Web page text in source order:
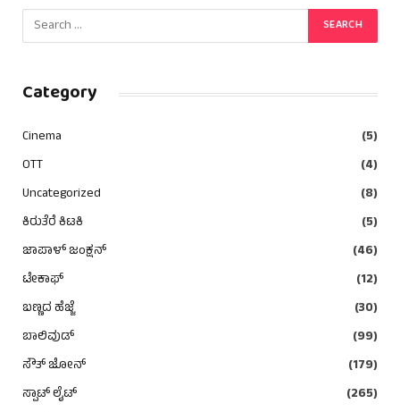
Category
Cinema
(5)
OTT
(4)
Uncategorized
(8)
ಕಿರುತೆರೆ ಕಿಟಕಿ
(5)
ಜಾಪಾಳ್ ಜಂಕ್ಷನ್
(46)
ಟೇಕಾಫ್
(12)
ಬಣ್ಣದ ಹೆಜ್ಜೆ
(30)
ಬಾಲಿವುಡ್
(99)
ಸೌತ್ ಜೋನ್
(179)
ಸ್ಪಾಟ್ ಲೈಟ್
(265)